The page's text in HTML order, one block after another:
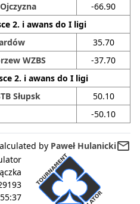
-66.90
2. i awans do I ligi
35.70
WZBS
-37.70
2. i awans do I ligi
Słupsk
50.10
-50.10
by Paweł Hulanickimail_outline